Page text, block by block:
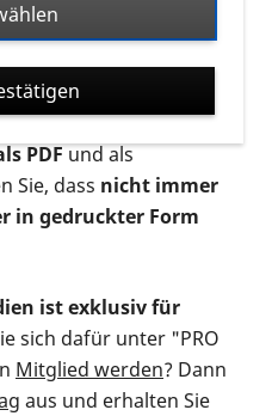
Audios oder Videos zu
Broschüren werden in
zur
gedruckte Variante
PDFund als
Sie, dass nicht immer
in gedruckter Form
ist exklusiv für
sich dafür unter "PRO
Mitglied werden? Dann
aus und erhalten Sie